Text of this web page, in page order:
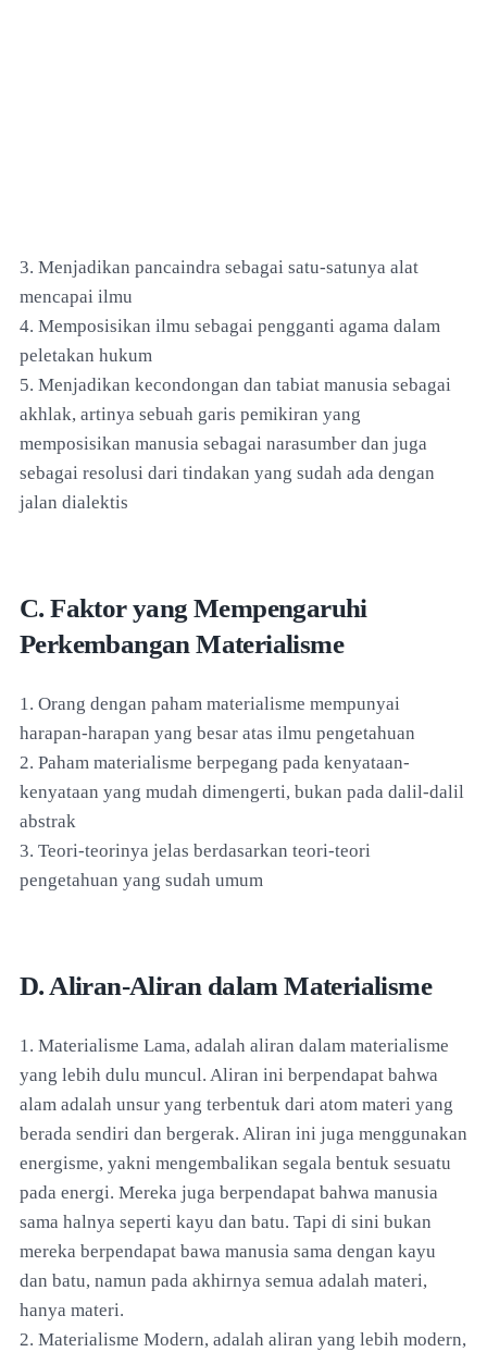
3. Menjadikan pancaindra sebagai satu-satunya alat
mencapai ilmu
4. Memposisikan ilmu sebagai pengganti agama dalam
peletakan hukum
5. Menjadikan kecondongan dan tabiat manusia sebagai
akhlak, artinya sebuah garis pemikiran yang
memposisikan manusia sebagai narasumber dan juga
sebagai resolusi dari tindakan yang sudah ada dengan
jalan dialektis
C. Faktor yang Mempengaruhi
Perkembangan Materialisme
1. Orang dengan paham materialisme mempunyai
harapan-harapan yang besar atas ilmu pengetahuan
2. Paham materialisme berpegang pada kenyataan-
kenyataan yang mudah dimengerti, bukan pada dalil-dalil
abstrak
3. Teori-teorinya jelas berdasarkan teori-teori
pengetahuan yang sudah umum
D. Aliran-Aliran dalam Materialisme
1. Materialisme Lama, adalah aliran dalam materialisme
yang lebih dulu muncul. Aliran ini berpendapat bahwa
alam adalah unsur yang terbentuk dari atom materi yang
berada sendiri dan bergerak. Aliran ini juga menggunakan
energisme, yakni mengembalikan segala bentuk sesuatu
pada energi. Mereka juga berpendapat bahwa manusia
sama halnya seperti kayu dan batu. Tapi di sini bukan
mereka berpendapat bawa manusia sama dengan kayu
dan batu, namun pada akhirnya semua adalah materi,
hanya materi.
2. Materialisme Modern, adalah aliran yang lebih modern,